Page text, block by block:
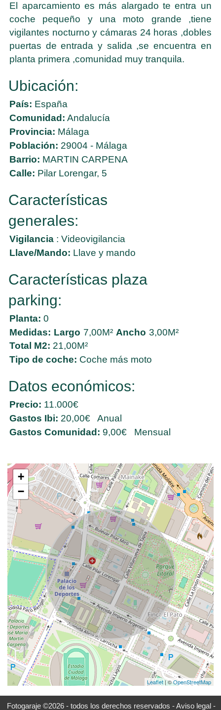
El aparcamiento es más alargado te entra un
coche pequeño y una moto grande ,tiene
vigilantes nocturno y cámaras 24 horas ,dobles
puertas de entrada y salida ,se encuentra en
planta primera ,comunidad muy tranquila.
Ubicación:
País: España
Comunidad: Andalucía
Provincia: Málaga
Población: 29004 - Málaga
Barrio: MARTIN CARPENA
Calle: Pilar Lorengar, 5
Características
generales:
Vigilancia : Videovigilancia
Llave/Mando: Llave y mando
Características plaza
parking:
Planta: 0
Medidas: Largo 7,00M² Ancho 3,00M²
Total M2: 21,00M²
Tipo de coche: Coche más moto
Datos económicos:
Precio: 11.000€
Gastos Ibi: 20,00€ Anual
Gastos Comunidad: 9,00€ Mensual
+
−
Leaflet| ©OpenStreetMap
Fotogaraje ©2026 - todos los derechos reservados -Aviso legal -